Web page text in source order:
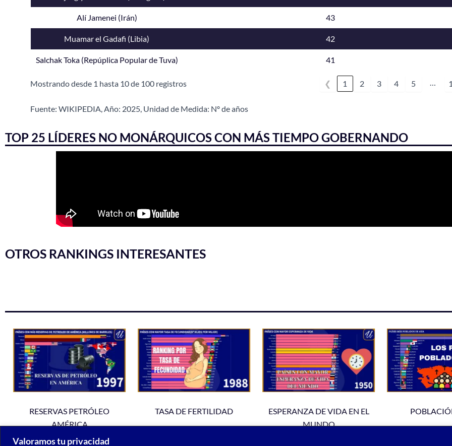
Valoramos tu privacidad
Alí Jamenei (Irán) 43
Muamar el Gadafi (Libia) 42
Salchak Toka (Repúplica Popular de Tuva) 41
Mostrando desde 1 hasta 10 de 100 registros ❮ 1 2 3 4 5 …
Fuente: WIKIPEDIA, Año: 2025, Unidad de Medida: Nº de años
TOP 25 LÍDERES NO MONÁRQUICOS CON MÁS TIEMPO GOBERNANDO
OTROS RANKINGS INTERESANTES
RESERVAS PETRÓLEO
AMÉRICA
TASA DE FERTILIDAD
ESPERANZA DE VIDA EN EL
MUNDO